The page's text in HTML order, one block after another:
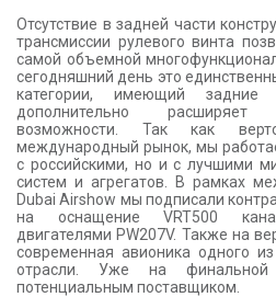
Отсутствие в задней части
трансмиссии рулевого винта
самой объемной
сегодняшний день это
категории, имеющий задние
дополнительно
возможности. Так как
международный рынок, мы
с российскими, но и с лучшими
систем и агрегатов. В рамках
Dubai Airshow мы подписали
на оснащение VRT500
двигателями PW207V. Также на
современная авионика одного
отрасли. Уже на
потенциальным поставщиком.